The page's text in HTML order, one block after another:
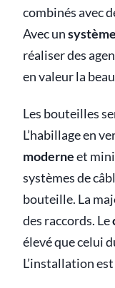
combinés avec
Avec un
réaliser des
en valeur la
Les bouteilles
L’habillage en
moderneet
systèmes de
bouteille. La
des raccords. Le
élevé que celui
L’installation